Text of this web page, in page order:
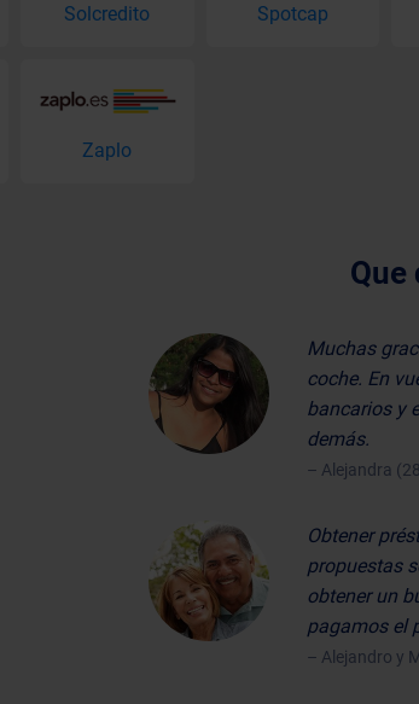
Solcredito Spotcap
Zaplo
Muchas
coche. En
bancarios y
demás.
– Alejandra
Obtener
propuestas
obtener un
pagamos el
– Alejandro y